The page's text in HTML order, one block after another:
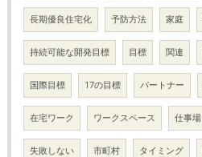
長期優良住宅化 予防方法 家庭
持続可能な開発目標 目標 関連
国際目標 17の目標 パートナー
在宅ワーク ワークスペース 仕事場
失敗しない 市町村 タイミング